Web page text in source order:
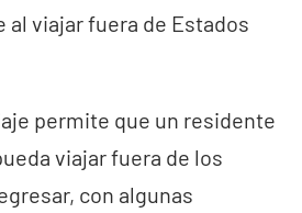
viajar fuera de Estados
permite que un residente
viajar fuera de los
con algunas